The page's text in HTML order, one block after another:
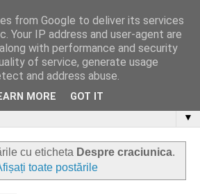
▼
cu eticheta Despre craciunica.
toate postările
from Google to deliver its services
Your IP address and user-agent are
with performance and security
of service, generate usage
and address abuse.
MORE GOT IT